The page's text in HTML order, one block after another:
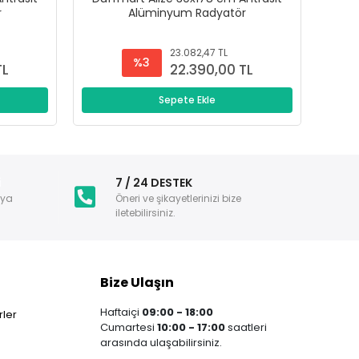
Alüminyum Radyatör
%3
23.082,47 TL
22.390,00 TL
Sepete Ekle
7 / 24 DESTEK
Öneri ve şikayetlerinizi bize
iletebilirsiniz.
Bize Ulaşın
Haftaiçi 09:00 - 18:00
Cumartesi 10:00 - 17:00saatleri
arasında ulaşabilirsiniz.